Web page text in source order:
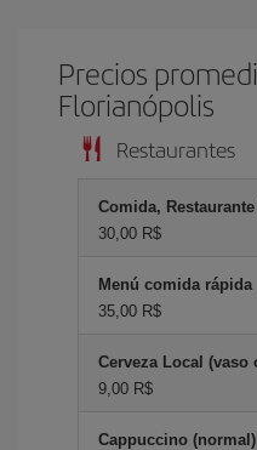
Precios
Florianópolis
Restaurantes
Comida,
30,00 R$
Menú comida rápida
35,00 R$
Cerveza Local
9,00 R$
Cappuccino (normal)